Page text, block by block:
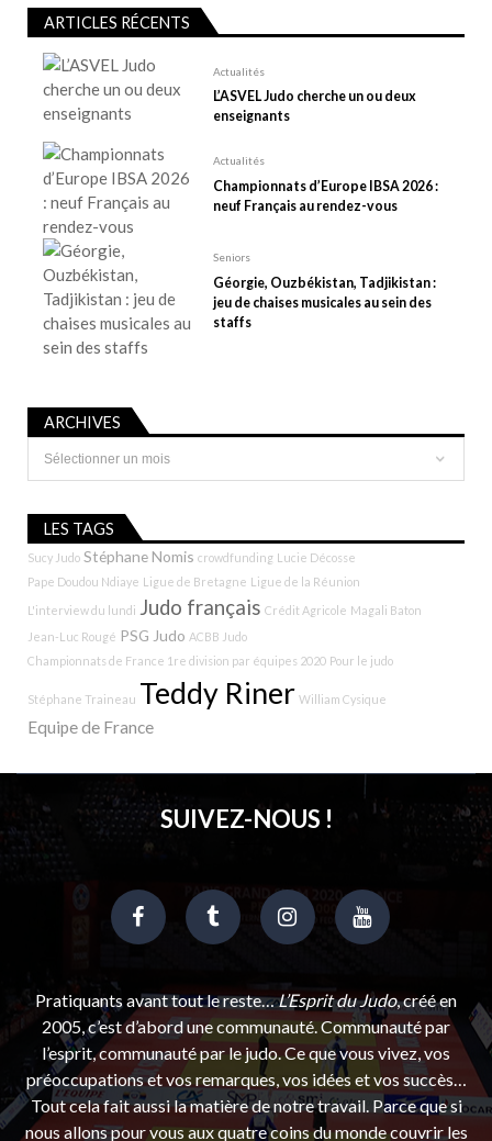
’
ARTICLES RÉCENTS
Actualités
L’ASVEL Judo cherche un ou deux
enseignants
Actualités
Championnats d’Europe IBSA 2026 :
neuf Français au rendez-vous
Seniors
Géorgie, Ouzbékistan, Tadjikistan :
jeu de chaises musicales au sein des
staffs
ARCHIVES
Archives
LES TAGS
Sucy Judo Stéphane Nomis crowdfunding Lucie Décosse
Pape Doudou Ndiaye Ligue de Bretagne Ligue de la Réunion
L'interview du lundi Judo français Crédit Agricole Magali Baton
Jean-Luc Rougé PSG Judo ACBB Judo
Championnats de France 1re division par équipes 2020 Pour le judo
Stéphane Traineau Teddy Riner William Cysique
Equipe de France
SUIVEZ-NOUS !
Pratiquants avant tout le reste…L’Esprit du Judo, créé en
2005, c’est d’abord une communauté. Communauté par
l’esprit, communauté par le judo. Ce que vous vivez, vos
préoccupations et vos remarques, vos idées et vos succès…
Tout cela fait aussi la matière de notre travail. Parce que si
nous allons pour vous aux quatre coins du monde couvrir les